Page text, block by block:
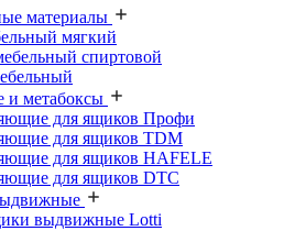
материалы
мягкий
спиртовой
метабоксы
для ящиков Профи
для ящиков TDM
для ящиков HAFELE
для ящиков DTC
выдвижные Lotti